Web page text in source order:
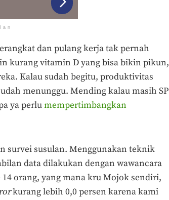
dan pulang kerja tak pernah
kurang vitamin D yang bisa bikin pikun,
Kalau sudah begitu, produktivitas
menunggu. Mending kalau masih SP
ya perlumempertimbangkan
survei susulan. Menggunakan teknik
data dilakukan dengan wawancara
orang, yang mana kru Mojok sendiri,
kurang lebih 0,0 persen karena kami